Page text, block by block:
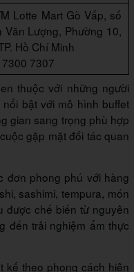
Lotte Mart Gò Vấp, số
Văn Lượng, Phường 10,
Hồ Chí Minh
7307
thuộc với những người
bật với mô hình buffet
gian sang trọng phù hợp
gặp mặt đối tác quan
đơn phong phú với hàng
sashimi, tempura, món
được chế biến từ nguyên
đến trải nghiệm ẩm thực
kế theo phong cách hiện